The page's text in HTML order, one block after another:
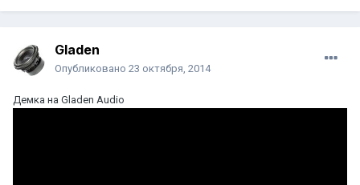
Gladen
Опубликовано 23 октября, 2014
Демка на Gladen Audio